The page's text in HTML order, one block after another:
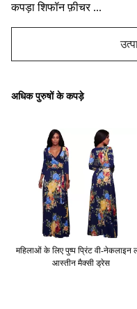
कपड़ा शिफॉन फ़ीचर ...
अधिक पुरुषों के कपड़े
महिलाओं के लिए पुष्प प्रिंट वी-नेकलाइन
आस्तीन मैक्सी ड्रेस